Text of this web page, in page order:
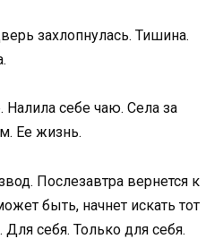
захлопнулась. Тишина.
себе чаю. Села за
Ее жизнь.
Послезавтра вернется к
быть, начнет искать тот
себя. Только для себя.